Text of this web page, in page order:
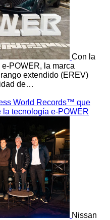
Con la
POWER, la marca
extendido (EREV)
de…
World Records™ que
tecnología e-POWER
Nissan